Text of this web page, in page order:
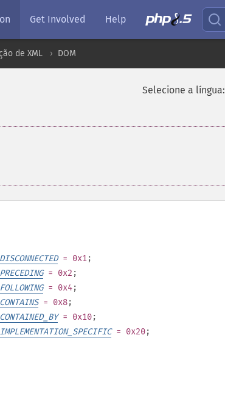
Get Involved Help
de XML DOM
Selecione a língua:
= 0x1;
= 0x2 ;
= 0x4;
= 0x8;
= 0x10;
= 0x20;